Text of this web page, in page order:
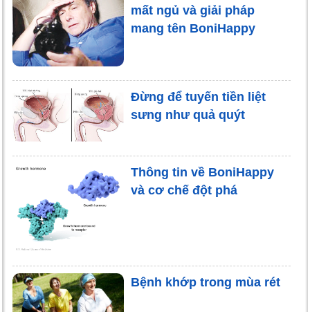
mất ngủ và giải pháp
mang tên BoniHappy
Đừng để tuyến tiền liệt
sưng như quả quýt
Thông tin về BoniHappy
và cơ chế đột phá
Bệnh khớp trong mùa rét